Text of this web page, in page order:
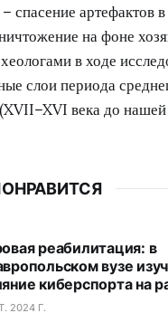
спасение артефактов
на фоне
в ходе
слои периода
века до
реабилитация: в
вузе
киберспорта на
2024 Г.